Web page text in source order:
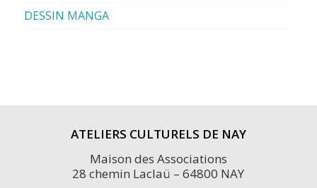
DESSIN MANGA
ATELIERS CULTURELS DE NAY
Maison des Associations
28 chemin Laclaü – 64800 NAY